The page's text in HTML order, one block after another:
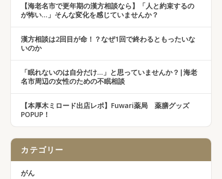
【海老名市で更年期の漢方相談なら】「人と約束するの
が怖い…」そんな変化を感じていませんか？
漢方相談は2回目が命！？なぜ1回で終わるともったいな
いのか
「眠れないのは自分だけ…」と思っていませんか？|海老
名市周辺の女性のための不眠相談
【本厚木ミロード出店レポ】Fuwari薬局 薬膳グッズ
POPUP！
カテゴリー
がん